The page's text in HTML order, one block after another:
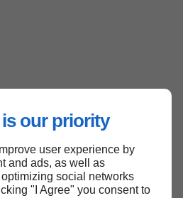
our priority
user experience by
and ads, as well as
social networks
"I Agree" you consent to
de page